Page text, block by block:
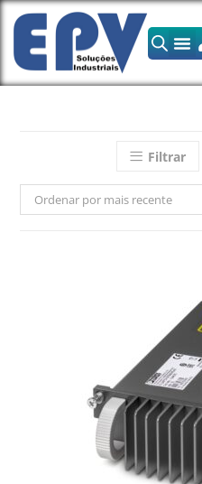
Filtrar
Ordenar por mais recente